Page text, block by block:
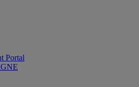
Portal